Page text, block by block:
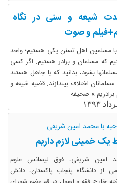
شیعه و سنی در نگاه
و صوت
مسلمین اهل تسنن یکی هستیم؛ واحد
که مسلمان و برادر هستیم. اگر کسی
بشود، بدانید که یا جاهل هستند
اختلاف بیندازند. قضیه شیعه و
» صحیفه ...
با محمد امین شریفی
یک خمینی لازم داریم
امین شریفی، فوق لیسانس علوم
از دانشگاه پنجاب پاکستان، دانش